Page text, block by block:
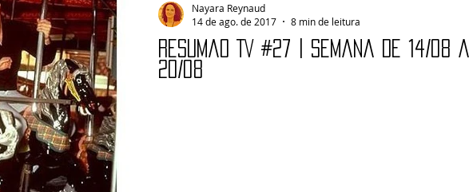
Resumão TV #27 | Semana de 14/08 a
20/08
Nayara Reynaud
14 de ago. de 2017
8 min de leitura